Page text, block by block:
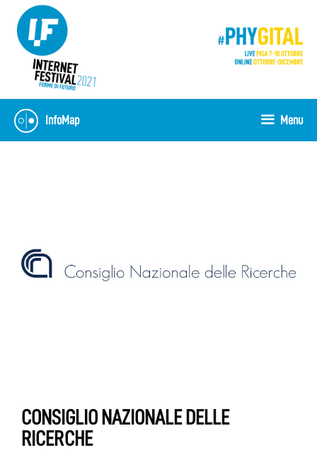
contenuto
InfoMap Menu
CONSIGLIO NAZIONALE DELLE
RICERCHE